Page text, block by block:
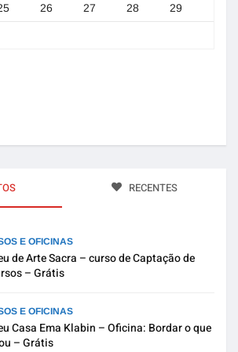
26 27 28 29
RECENTES
E OFICINAS
de Arte Sacra – curso de Captação de
– Grátis
E OFICINAS
Casa Ema Klabin – Oficina: Bordar o que
– Grátis